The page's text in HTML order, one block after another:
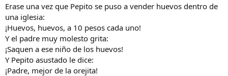
Erase una vez que Pepito se puso a vender huevos dentro de
una iglesia:
¡Huevos, huevos, a 10 pesos cada uno!
Y el padre muy molesto grita:
¡Saquen a ese niño de los huevos!
Y Pepito asustado le dice:
¡Padre, mejor de la orejita!